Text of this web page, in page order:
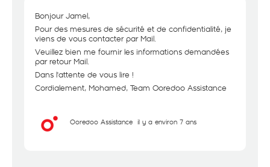
Bonjour Jamel,
Pour des mesures de sécurité et de confidentialité, je
viens de vous contacter par Mail.
Veuillez bien me fournir les informations demandées
par retour Mail.
Dans l'attente de vous lire !
Cordialement, Mohamed, Team Ooredoo Assistance
Ooredoo Assistance il y a environ 7 ans